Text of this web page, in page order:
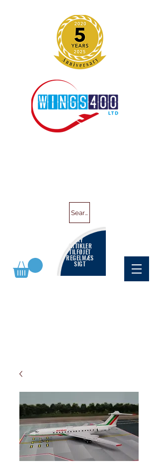
Search
NY
ARTIKLER
TILFØJET
REGELMÆS
SIGT